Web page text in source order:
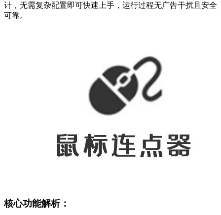
计，无需复杂配置即可快速上手，运行过程无广告干扰且安全
可靠。
核心功能解析：